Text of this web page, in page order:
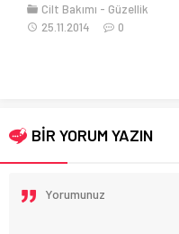
Cilt Bakımı
Güzellik
25.11.2014
0
BİR YORUM YAZIN